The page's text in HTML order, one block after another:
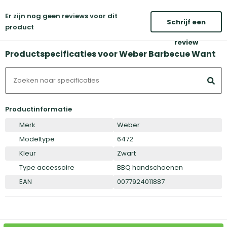
Er zijn nog geen reviews voor dit
product
Schrijf een
review
Productspecificaties voor Weber Barbecue Want
Productinformatie
Merk
Weber
Modeltype
6472
Kleur
Zwart
Type accessoire
BBQ handschoenen
EAN
0077924011887